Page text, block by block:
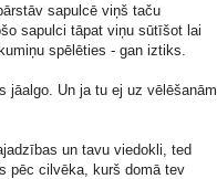
sapulcē viņš taču
sapulci tāpat viņu sūtīšot lai
spēlēties - gan iztiks.
jāalgo. Un ja tu ej uz vēlēšanām
un tavu viedokli, ted
pēc cilvēka, kurš domā tev